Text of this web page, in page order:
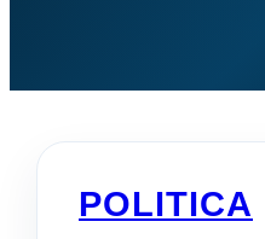
POLITICA